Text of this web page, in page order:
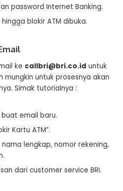
password Internet Banking.
blokir ATM dibuka.
ke callbri@bri.co.id untuk
mungkin untuk prosesnya akan
Simak tutorialnya :
email baru.
Kartu ATM”.
lengkap, nomor rekening,
dari customer service BRI.